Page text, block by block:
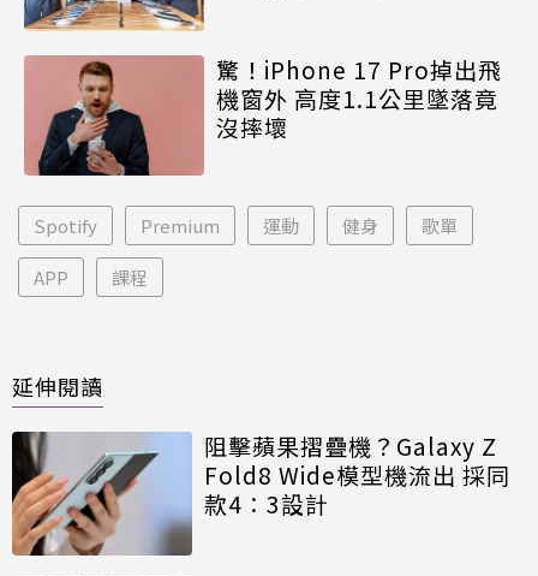
驚！iPhone 17 Pro掉出飛
機窗外 高度1.1公里墜落竟
沒摔壞
Spotify Premium 運動 健身 歌單
APP 課程
延伸閱讀
阻擊蘋果摺疊機？Galaxy Z
Fold8 Wide模型機流出 採同
款4：3設計